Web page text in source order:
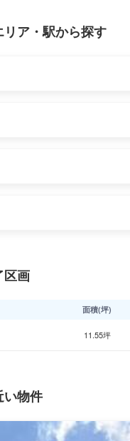
ア・駅から探す
区画
面積(坪)
11.55坪
い物件